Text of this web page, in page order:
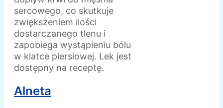
sercowego, co skutkuje
zwiększeniem ilości
dostarczanego tlenu i
zapobiega wystąpieniu bólu
w klatce piersiowej. Lek jest
dostępny na receptę.
Alneta